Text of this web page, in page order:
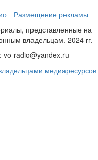
Размещение рекламы
представленные на
владельцам. 2024 гг.
vo-radio@yandex.ru
медиаресурсов